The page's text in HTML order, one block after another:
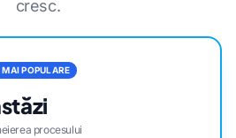
cresc.
MAI POPULARE
procesului